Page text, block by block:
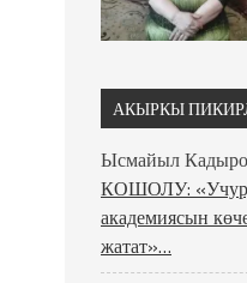
АКЫРКЫ
Ысмайыл
КОШОЛУ:
академиясын
жатат»…